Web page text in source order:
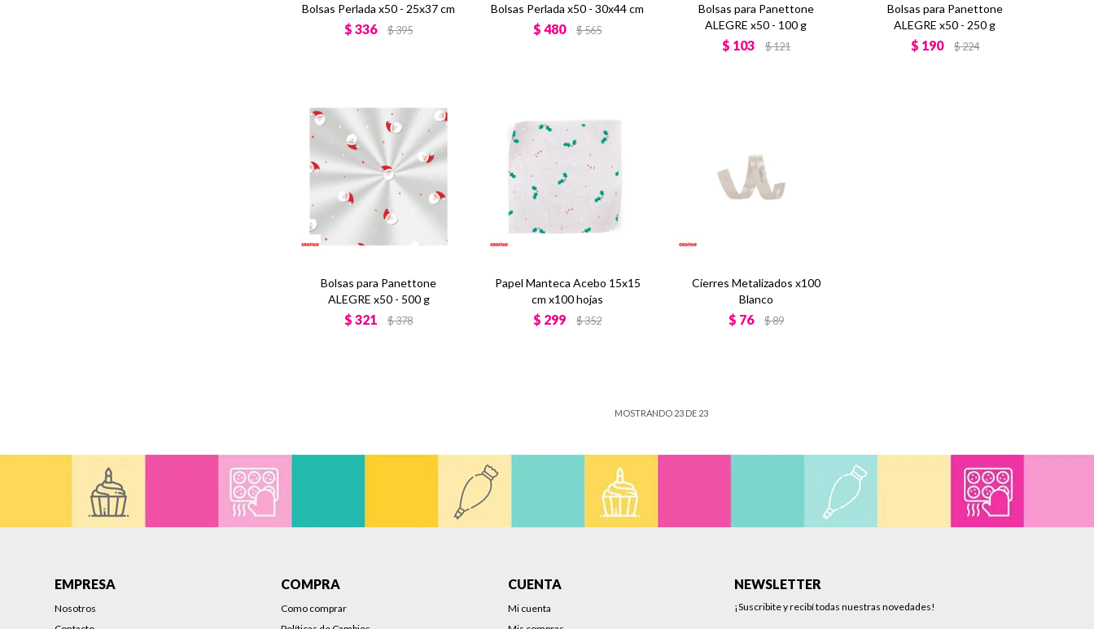
Bolsas Perlada x50 - 25x37 cm
$ 336 $395
Bolsas Perlada x50 - 30x44 cm
$ 480 $565
Bolsas para Panettone
ALEGRE x50 - 100 g
$ 103 $121
Bolsas para Panettone
ALEGRE x50 - 250 g
$ 190 $224
Bolsas para Panettone
ALEGRE x50 - 500 g
$ 321 $378
Papel Manteca Acebo 15x15
cm x100 hojas
$ 299 $352
Cierres Metalizados x100
Blanco
$ 76 $89
MOSTRANDO 23 DE 23
EMPRESA
Nosotros
COMPRA
Como comprar
CUENTA
Mi cuenta
NEWSLETTER
¡Suscribite y recibí todas nuestras novedades!